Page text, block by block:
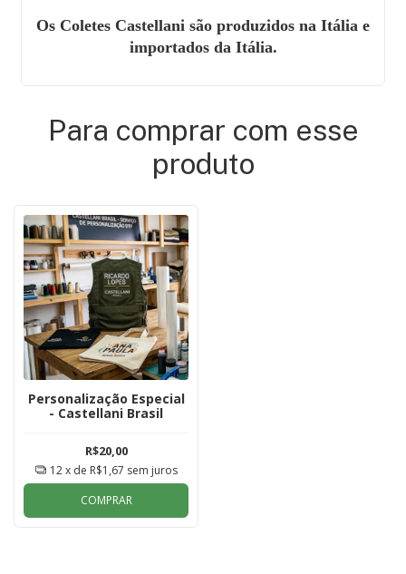
Os Coletes Castellani são produzidos na Itália e
importados da Itália.
Para comprar com esse
produto
Personalização Especial
- Castellani Brasil
R$20,00
12 x de R$1,67 sem juros
COMPRAR